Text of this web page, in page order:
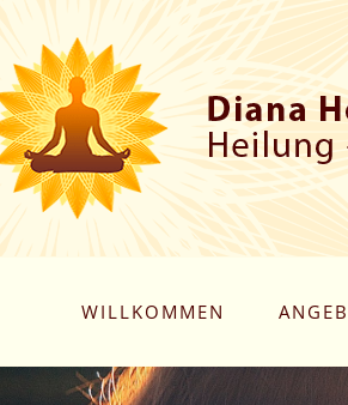
WILLKOMMEN